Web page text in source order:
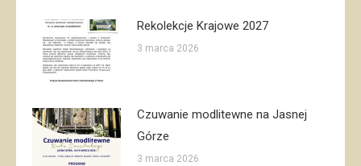
Rekolekcje Krajowe 2027
3 marca 2026
Czuwanie modlitewne na Jasnej
Górze
3 marca 2026